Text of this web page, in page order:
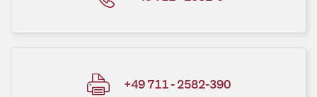
+49 711 - 2582-390